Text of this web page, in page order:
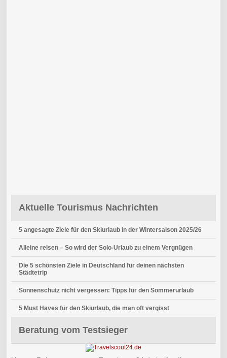
Aktuelle Tourismus Nachrichten
5 angesagte Ziele für den Skiurlaub in der Wintersaison 2025/26
Alleine reisen – So wird der Solo-Urlaub zu einem Vergnügen
Die 5 schönsten Ziele in Deutschland für deinen nächsten
Städtetrip
Sonnenschutz nicht vergessen: Tipps für den Sommerurlaub
5 Must Haves für den Skiurlaub, die man oft vergisst
Beratung vom Testsieger